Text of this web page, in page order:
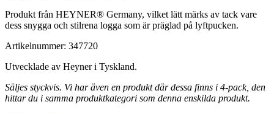
Produkt från HEYNER® Germany, vilket lätt märks av tack vare
dess snygga och stilrena logga som är präglad på lyftpucken.
Artikelnummer: 347720
Utvecklade av Heyner i Tyskland.
Säljes styckvis. Vi har även en produkt där dessa finns i 4-pack, den
hittar du i samma produktkategori som denna enskilda produkt.